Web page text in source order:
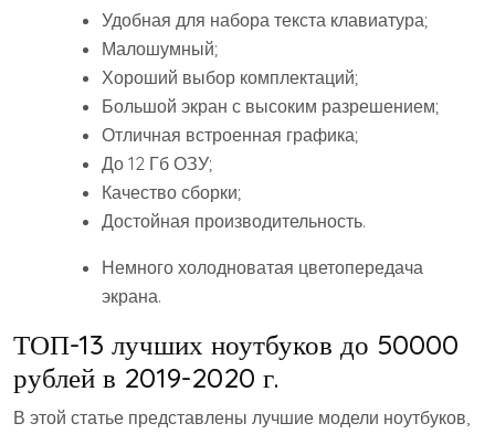
Удобная для набора текста клавиатура;
Малошумный;
Хороший выбор комплектаций;
Большой экран с высоким разрешением;
Отличная встроенная графика;
До 12 Гб ОЗУ;
Качество сборки;
Достойная производительность.
Немного холодноватая цветопередача
экрана.
ТОП-13 лучших ноутбуков до 50000
рублей в 2019-2020 г.
В этой статье представлены лучшие модели ноутбуков,